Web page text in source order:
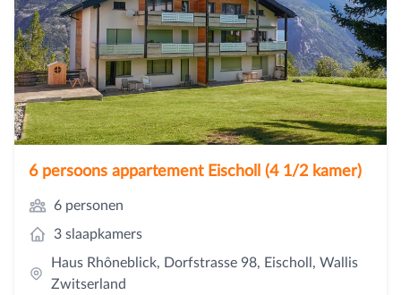
6 persoons appartement Eischoll (4 1/2 kamer)
6 personen
3 slaapkamers
Haus Rhôneblick, Dorfstrasse 98, Eischoll, Wallis
Zwitserland